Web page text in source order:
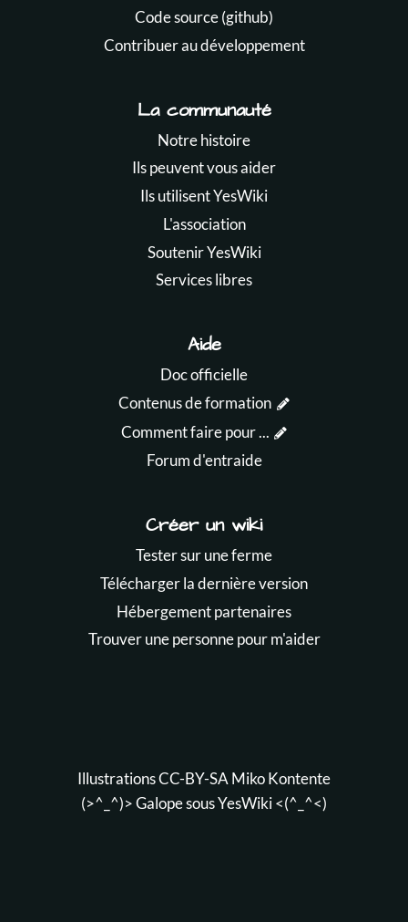
Code source (github)
Contribuer au développement
La communauté
Notre histoire
Ils peuvent vous aider
Ils utilisent YesWiki
L'association
Soutenir YesWiki
Services libres
Aide
Doc officielle
Contenus de formation
Comment faire pour ...
Forum d'entraide
Créer un wiki
Tester sur une ferme
Télécharger la dernière version
Hébergement partenaires
Trouver une personne pour m'aider
Illustrations CC-BY-SAMiko Kontente
(>^_^)> Galope sousYesWiki<(^_^<)